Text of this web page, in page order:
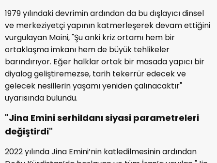
1979 yılındaki devrimin ardından da bu dışlayıcı dinsel
ve merkeziyetçi yapının katmerleşerek devam ettiğini
vurgulayan Moini, "Şu anki kriz ortamı hem bir
ortaklaşma imkanı hem de büyük tehlikeler
barındırıyor. Eğer halklar ortak bir masada yapıcı bir
diyalog geliştiremezse, tarih tekerrür edecek ve
gelecek nesillerin yaşamı yeniden çalınacaktır"
uyarısında bulundu.
"Jina Emini serhildanı siyasi parametreleri
değiştirdi"
2022 yılında Jina Emini’nin katledilmesinin ardından